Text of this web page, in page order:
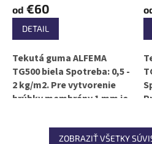
od €60
DETAIL
Tekutá guma ALFEMA
TG500 biela Spotreba: 0,5 -
2 kg/m2. Pre vytvorenie
hrúbky membrány 1 mm je
ZOBRAZIŤ VŠETKY